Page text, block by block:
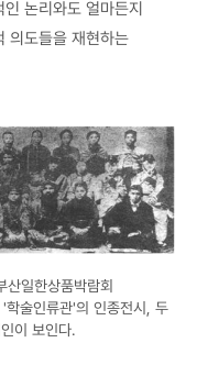
논리와도 얼마든지
의도들을 재현하는
일한상품박람회
술인류관'의 인종전시, 두
이 보인다.